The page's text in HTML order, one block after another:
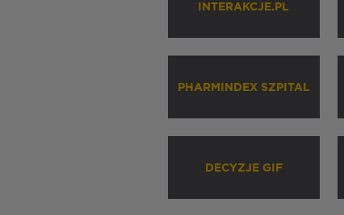
INTERAKCJE.PL
PHARMINDEX SZPITAL
DECYZJE GIF